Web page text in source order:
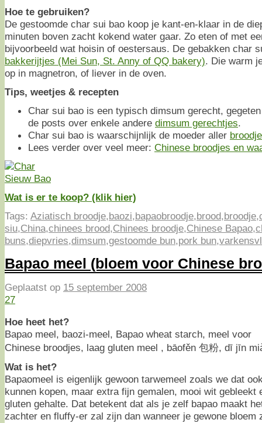
Hoe te gebruiken?
De gestoomde char sui bao koop je kant-en-klaar in de
minuten boven zacht kokend water gaar. Zo eten of met
bijvoorbeeld wat hoisin of oestersaus. De gebakken char
bakkerijtjes (Mei Sun, St. Anny of QQ bakery). Die warm
op in magnetron, of liever in de oven.
Tips, weetjes & recepten
Char sui bao is een typisch dimsum gerecht,
de posts over enkele andere dimsum gerechtjes.
Char sui bao is waarschijnlijk de moeder aller
Lees verder over veel meer: Chinese broodjes en
Wat is er te koop? (klik hier)
Tags: Aziatisch broodje,baozi,bapaobroodje,brood,broodje,
siu,China,chinees brood,Chinees broodje,Chinese Bapao,
buns,diepvries,dimsum,gestoomde bun,pork bun,
Bapao meel (bloem voor Chinese
Geplaatst op 15 september 2008
27
Hoe heet het?
Bapao meel, baozi-meel, Bapao wheat starch, meel voor
Chinese broodjes, laag gluten meel , bāofěn 包粉, dī jīn
Wat is het?
Bapaomeel is eigenlijk gewoon tarwemeel zoals we dat
kunnen kopen, maar extra fijn gemalen, mooi wit gebleekt
gluten gehalte. Dat betekent dat als je zelf bapao maakt
zachter en fluffy-er zal zijn dan wanneer je gewone bloem